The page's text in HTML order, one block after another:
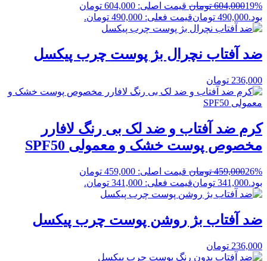
19%
604,000 تومان
قیمت اصلی: 604,000 تومان
بود.490,000 تومانقیمت فعلی: 490,000 تومان.
ضد آفتاب نچرال بژ پوست چرب پیکسل
236,000 تومان
کرم ضد آفتاب و ضد لک بی رنگ لافارر
مخصوص پوست خشک و معمولی SPF50
26%
459,000 تومان
قیمت اصلی: 459,000 تومان
بود.341,000 تومانقیمت فعلی: 341,000 تومان.
ضد آفتاب بژ روشن پوست چرب پیکسل
236,000 تومان